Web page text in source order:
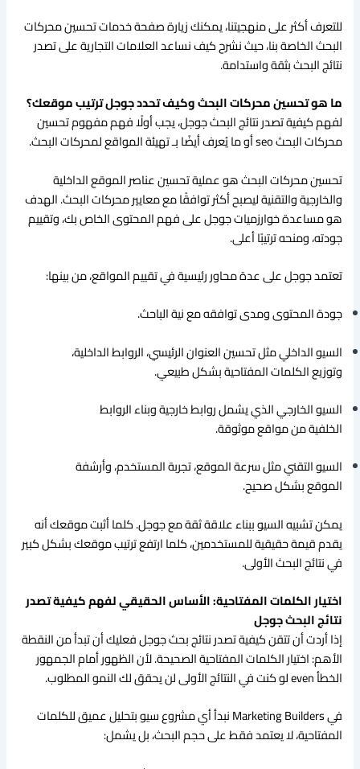
للتعرف أكثر على منهجيتنا، يمكنك زيارة صفحة خدمات تحسين محركات
البحث الخاصة بنا، حيث نشرح كيف نساعد العلامات التجارية على تصدر
نتائج البحث بثقة واستدامة.
ما هو تحسين محركات البحث وكيف تحدد جوجل ترتيب موقعك؟
لفهم كيفية تصدر نتائج البحث جوجل، يجب أولًا فهم مفهوم تحسين
محركات البحث seo أو ما يُعرف أيضًا بـ تهيئة المواقع لمحركات البحث.
تحسين محركات البحث هو عملية تحسين عناصر الموقع الداخلية
والخارجية والتقنية ليصبح أكثر توافقًا مع معايير محركات البحث. الهدف
هو مساعدة خوارزميات جوجل على فهم المحتوى الخاص بك، وتقييم
جودته، ومنحه ترتيبًا أعلى.
تعتمد جوجل على عدة محاور رئيسية في تقييم المواقع، من بينها:
جودة المحتوى ومدى توافقه مع نية الباحث.
السيو الداخلي مثل تحسين العنوان الرئيسي، الروابط الداخلية،
وتوزيع الكلمات المفتاحية بشكل طبيعي.
السيو الخارجي الذي يشمل روابط خارجية وبناء الروابط
الخلفية من مواقع موثوقة.
السيو التقني مثل سرعة الموقع، تجربة المستخدم، وأرشفة
الموقع بشكل صحيح.
يمكن تشبيه السيو ببناء علاقة ثقة مع جوجل. كلما أثبت موقعك أنه
يقدم قيمة حقيقية للمستخدمين، كلما ارتفع ترتيب موقعك بشكل كبير
في نتائج البحث الأولى.
اختيار الكلمات المفتاحية: الأساس الحقيقي لفهم كيفية تصدر
نتائج البحث جوجل
إذا أردت أن تتقن كيفية تصدر نتائج بحث جوجل فعليك أن تبدأ من النقطة
الأهم: اختيار الكلمات المفتاحية الصحيحة. لأن الظهور أمام الجمهور
الخطأ even لو كنت في النتائج الأولى لن يحقق لك النمو المطلوب.
في Marketing Builders نبدأ أي مشروع سيو بتحليل عميق للكلمات
المفتاحية، لا يعتمد فقط على حجم البحث، بل يشمل: